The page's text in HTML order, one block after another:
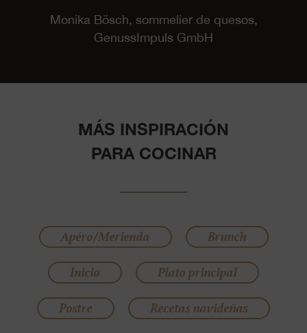
Monika Bösch, sommelier de quesos,
GenussImpuls GmbH
MÁS INSPIRACIÓN
PARA COCINAR
Apéro/Merienda
Brunch
Inicio
Plato principal
Postre
Recetas navideñas